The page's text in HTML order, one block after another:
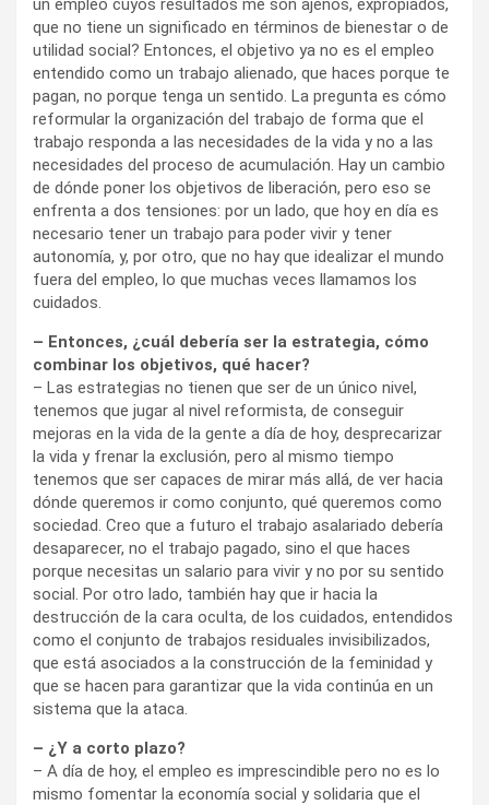
un empleo cuyos resultados me son ajenos, expropiados,
que no tiene un significado en términos de bienestar o de
utilidad social? Entonces, el objetivo ya no es el empleo
entendido como un trabajo alienado, que haces porque te
pagan, no porque tenga un sentido. La pregunta es cómo
reformular la organización del trabajo de forma que el
trabajo responda a las necesidades de la vida y no a las
necesidades del proceso de acumulación. Hay un cambio
de dónde poner los objetivos de liberación, pero eso se
enfrenta a dos tensiones: por un lado, que hoy en día es
necesario tener un trabajo para poder vivir y tener
autonomía, y, por otro, que no hay que idealizar el mundo
fuera del empleo, lo que muchas veces llamamos los
cuidados.
– Entonces, ¿cuál debería ser la estrategia, cómo
combinar los objetivos, qué hacer?
– Las estrategias no tienen que ser de un único nivel,
tenemos que jugar al nivel reformista, de conseguir
mejoras en la vida de la gente a día de hoy, desprecarizar
la vida y frenar la exclusión, pero al mismo tiempo
tenemos que ser capaces de mirar más allá, de ver hacia
dónde queremos ir como conjunto, qué queremos como
sociedad. Creo que a futuro el trabajo asalariado debería
desaparecer, no el trabajo pagado, sino el que haces
porque necesitas un salario para vivir y no por su sentido
social. Por otro lado, también hay que ir hacia la
destrucción de la cara oculta, de los cuidados, entendidos
como el conjunto de trabajos residuales invisibilizados,
que está asociados a la construcción de la feminidad y
que se hacen para garantizar que la vida continúa en un
sistema que la ataca.
– ¿Y a corto plazo?
– A día de hoy, el empleo es imprescindible pero no es lo
mismo fomentar la economía social y solidaria que el